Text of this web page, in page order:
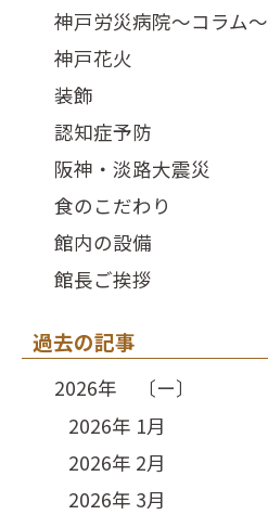
神戸労災病院～コラム～
神戸花火
装飾
認知症予防
阪神・淡路大震災
食のこだわり
館内の設備
館長ご挨拶
過去の記事
2026年 〔ー〕
2026年 1月
2026年 2月
2026年 3月